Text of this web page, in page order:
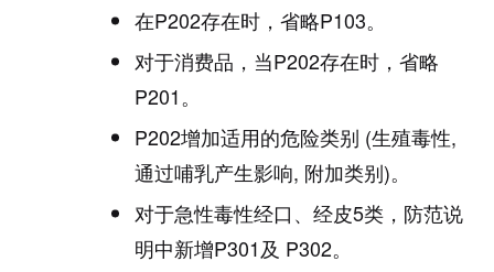
在P202存在时，省略P103。
对于消费品，当P202存在时，省略
P201。
P202增加适用的危险类别 (生殖毒性,
通过哺乳产生影响, 附加类别)。
对于急性毒性经口、经皮5类，防范说
明中新增P301及 P302。